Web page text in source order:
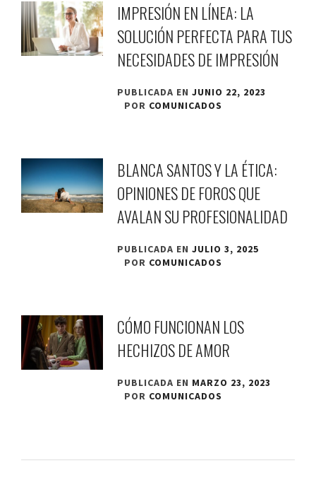
IMPRESIÓN EN LÍNEA: LA
SOLUCIÓN PERFECTA PARA TUS
NECESIDADES DE IMPRESIÓN
PUBLICADA ENJUNIO 22, 2023
POR COMUNICADOS
BLANCA SANTOS Y LA ÉTICA:
OPINIONES DE FOROS QUE
AVALAN SU PROFESIONALIDAD
PUBLICADA ENJULIO 3, 2025
POR COMUNICADOS
CÓMO FUNCIONAN LOS
HECHIZOS DE AMOR
PUBLICADA EN MARZO 23, 2023
POR COMUNICADOS